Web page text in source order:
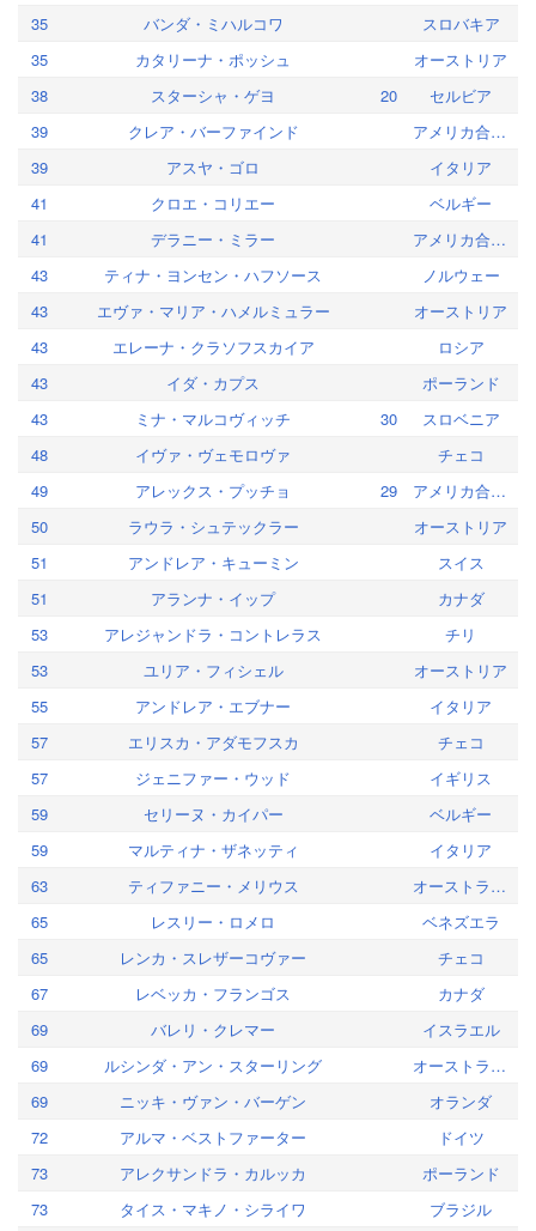
35
バンダ・ミハルコワ
スロバキア
35
カタリーナ・ポッシュ
オーストリア
38
スターシャ・ゲヨ 20
セルビア
39
クレア・バーファインド
アメリカ合衆国
39
アスヤ・ゴロ
イタリア
41
クロエ・コリエー
ベルギー
41
デラニー・ミラー
アメリカ合衆国
43
ティナ・ヨンセン・ハフソース
ノルウェー
43
エヴァ・マリア・ハメルミュラー
オーストリア
43
エレーナ・クラソフスカイア
ロシア
43
イダ・カプス
ポーランド
43
ミナ・マルコヴィッチ 30
スロベニア
48
イヴァ・ヴェモロヴァ
チェコ
49
アレックス・プッチョ 29
アメリカ合衆国
50
ラウラ・シュテックラー
オーストリア
51
アンドレア・キューミン
スイス
51
アランナ・イップ
カナダ
53
アレジャンドラ・コントレラス
チリ
53
ユリア・フィシェル
オーストリア
55
アンドレア・エブナー
イタリア
57
エリスカ・アダモフスカ
チェコ
57
ジェニファー・ウッド
イギリス
59
セリーヌ・カイパー
ベルギー
59
マルティナ・ザネッティ
イタリア
63
ティファニー・メリウス
オーストラリア
65
レスリー・ロメロ
ベネズエラ
65
レンカ・スレザーコヴァー
チェコ
67
レベッカ・フランゴス
カナダ
69
バレリ・クレマー
イスラエル
69
ルシンダ・アン・スターリング
オーストラリア
69
ニッキ・ヴァン・バーゲン
オランダ
72
アルマ・ベストファーター
ドイツ
73
アレクサンドラ・カルッカ
ポーランド
73
タイス・マキノ・シライワ
ブラジル